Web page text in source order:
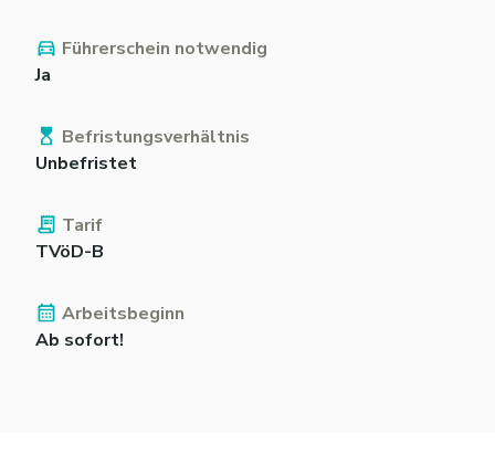
Führerschein notwendig
Ja
Befristungsverhältnis
Unbefristet
Tarif
TVöD-B
Arbeitsbeginn
Ab sofort!